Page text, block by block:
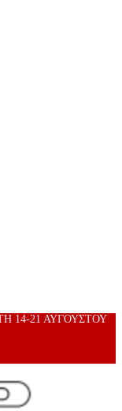
14-21 ΑΥΓΟΥΣΤΟΥ